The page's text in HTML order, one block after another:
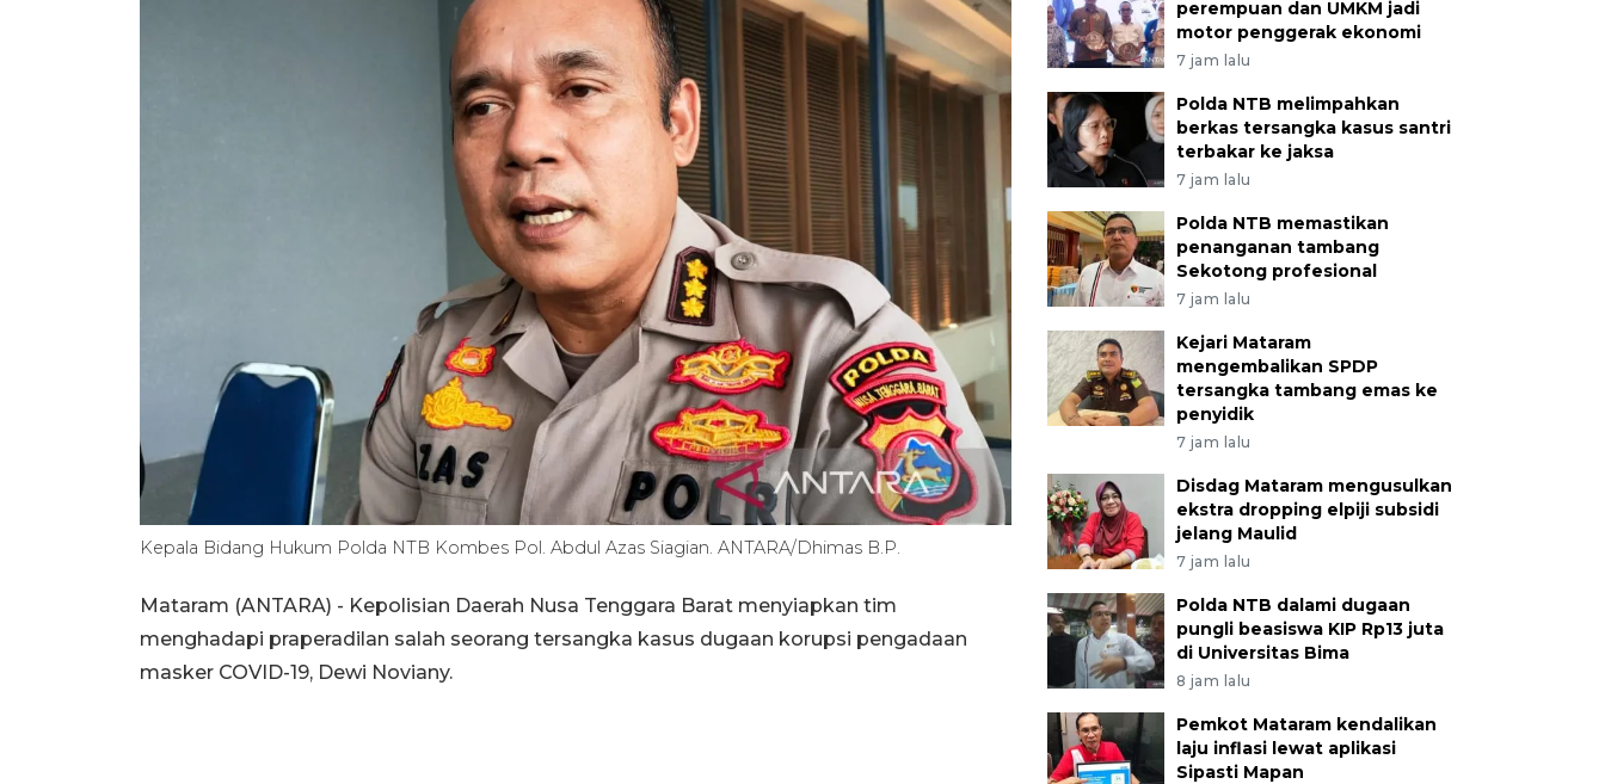
Kepala Bidang Hukum Polda NTB Kombes Pol. Abdul Azas Siagian. ANTARA/Dhimas B.P.
Mataram (ANTARA) - Kepolisian Daerah Nusa Tenggara Barat menyiapkan tim
menghadapi praperadilan salah seorang tersangka kasus dugaan korupsi pengadaan
masker COVID-19, Dewi Noviany.
perempuan dan UMKM jadi
motor penggerak ekonomi
7 jam lalu
Polda NTB melimpahkan
berkas tersangka kasus santri
terbakar ke jaksa
7 jam lalu
Polda NTB memastikan
penanganan tambang
Sekotong profesional
7 jam lalu
Kejari Mataram
mengembalikan SPDP
tersangka tambang emas ke
penyidik
7 jam lalu
Disdag Mataram mengusulkan
ekstra dropping elpiji subsidi
jelang Maulid
7 jam lalu
Polda NTB dalami dugaan
pungli beasiswa KIP Rp13 juta
di Universitas Bima
8 jam lalu
Pemkot Mataram kendalikan
laju inflasi lewat aplikasi
Sipasti Mapan